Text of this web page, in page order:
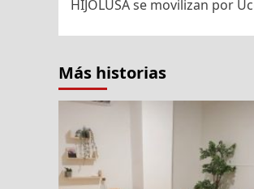
entradas
HIJOLUSA se movilizan por
Más historias